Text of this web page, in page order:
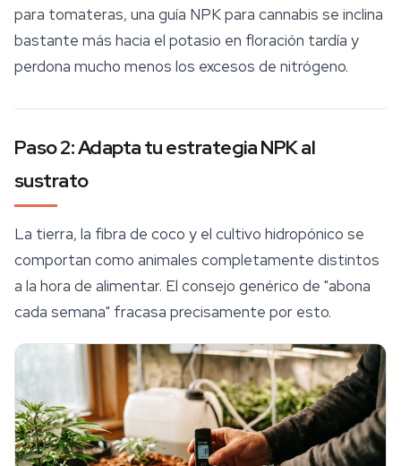
para tomateras, una guía NPK para cannabis se inclina
bastante más hacia el potasio en floración tardía y
perdona mucho menos los excesos de nitrógeno.
Paso 2: Adapta tu estrategia NPK al
sustrato
La tierra, la fibra de coco y el cultivo hidropónico se
comportan como animales completamente distintos
a la hora de alimentar. El consejo genérico de "abona
cada semana" fracasa precisamente por esto.